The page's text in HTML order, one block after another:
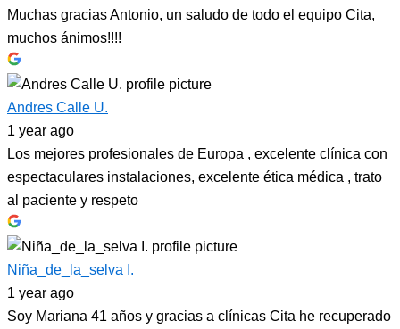
Muchas gracias Antonio, un saludo de todo el equipo Cita,
muchos ánimos!!!!
Andres Calle U.
1 year ago
Los mejores profesionales de Europa , excelente clínica con
espectaculares instalaciones, excelente ética médica , trato
al paciente y respeto
Niña_de_la_selva I.
1 year ago
Soy Mariana 41 años y gracias a clínicas Cita he recuperado